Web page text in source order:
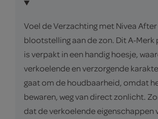
Voel de Verzachting met Nivea
blootstelling aan de zon. Dit A-
is verpakt in een handig hoesje,
verkoelende en verzorgende
gaat om de houdbaarheid, omdat
bewaren, weg van direct zonlicht.
dat de verkoelende eigenschappen